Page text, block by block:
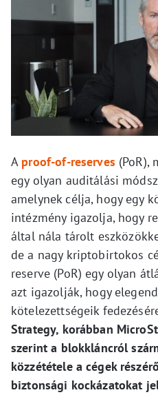
A proof-of-reserves (PoR),
egy olyan auditálási
amelynek célja, hogy egy
intézmény igazolja, hogy
által nála tárolt
de a nagy kriptobirtokos
reserve (PoR) egy olyan
azt igazolják, hogy
kötelezettségeik
Strategy, korábban
szerint a blokkláncról
közzététele a cégek
biztonsági kockázatokat